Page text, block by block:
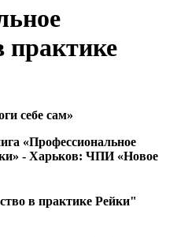
практике
себе сам»
«Профессиональное
- Харьков: ЧПИ «Новое
в практике Рейки"